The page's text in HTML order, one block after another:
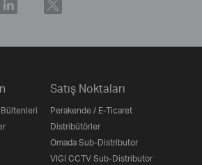
Bültenleri
Satış Noktaları
Perakende / E-Ticaret
Distribütörler
Omada Sub-Distributor
VIGI CCTV Sub-Distributor